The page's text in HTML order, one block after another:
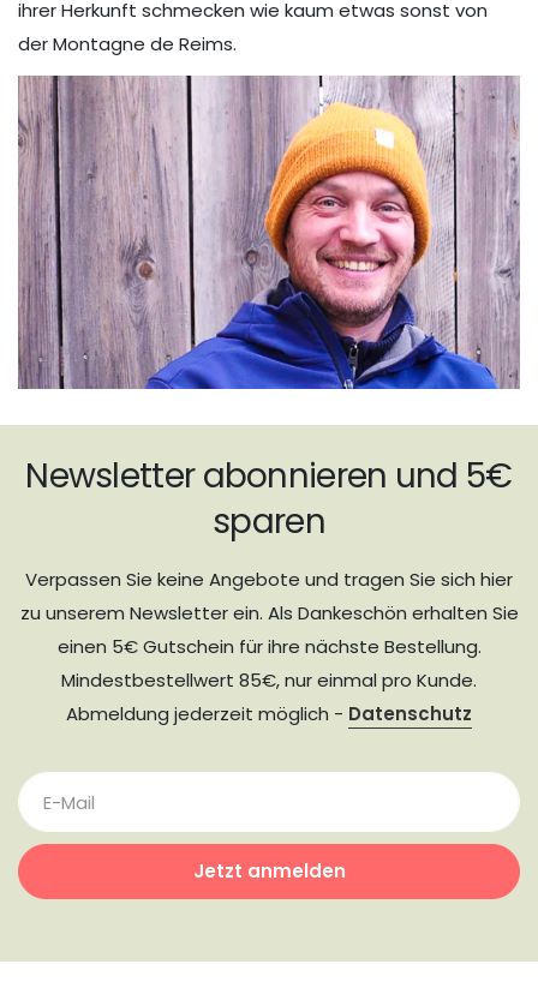
ihrer Herkunft schmecken wie kaum etwas sonst von
der Montagne de Reims.
Newsletter abonnieren und 5€
sparen
Verpassen Sie keine Angebote und tragen Sie sich hier
zu unserem Newsletter ein. Als Dankeschön erhalten Sie
einen 5€ Gutschein für ihre nächste Bestellung.
Mindestbestellwert 85€, nur einmal pro Kunde.
Abmeldung jederzeit möglich - Datenschutz
Jetzt anmelden